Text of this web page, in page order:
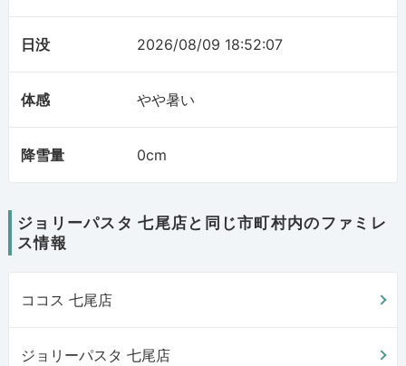
日没 2026/08/09 18:52:07
体感 やや暑い
降雪量 0cm
ジョリーパスタ 七尾店と同じ市町村内のファミレ
ス情報
ココス 七尾店
ジョリーパスタ 七尾店